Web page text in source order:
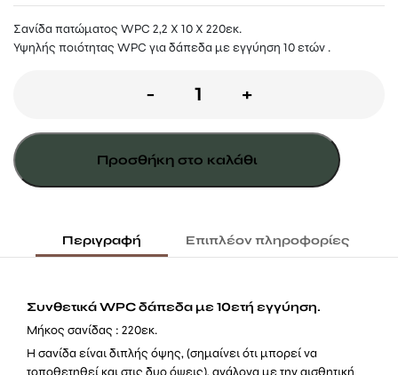
Σανίδα πατώματος WPC 2,2 X 10 X 220εκ.
Υψηλής ποιότητας WPC για δάπεδα με εγγύηση 10 ετών .
-
ΣΑΝΙΔΑ
2,2
220ΕΚ.
ΓΚΡΙ
+
Προσθήκη στο καλάθι
Περιγραφή Επιπλέον πληροφορίες
Συνθετικά WPC δάπεδα με 10ετή εγγύηση.
Μήκος σανίδας : 220εκ.
Η σανίδα είναι διπλής όψης, (σημαίνει ότι μπορεί να
τοποθετηθεί και στις δυο όψεις), ανάλογα με την αισθητική